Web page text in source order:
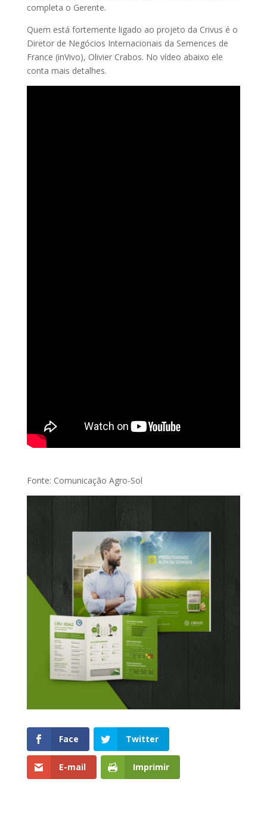
completa o Gerente.
Quem está fortemente ligado ao projeto da Crivus é o
Diretor de Negócios Internacionais da Semences de
France (inVivo), Olivier Crabos. No vídeo abaixo ele
conta mais detalhes.
Fonte: Comunicação Agro-Sol
Face Twitter
E-mail Imprimir